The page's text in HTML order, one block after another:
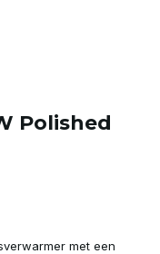
Polished
met een